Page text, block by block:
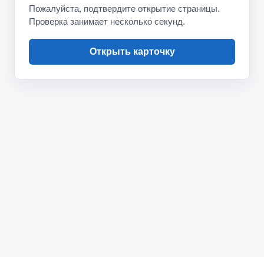
Пожалуйста, подтвердите открытие страницы.
Проверка занимает несколько секунд.
Открыть карточку